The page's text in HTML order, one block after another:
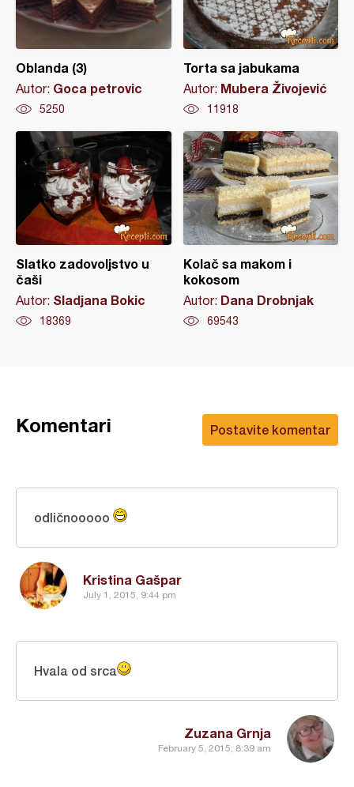
Oblanda (3)
Autor: Goca petrovic
5250
Torta sa jabukama
Autor: Mubera Živojević
11918
Slatko zadovoljstvo u
čaši
Autor: Sladjana Bokic
18369
Kolač sa makom i
kokosom
Autor: Dana Drobnjak
69543
Postavite komentar
Komentari
Kristina Gašpar
July 1, 2015, 9:44 pm
odličnooooo
Zuzana Grnja
February 5, 2015, 8:39 am
Hvala od srca